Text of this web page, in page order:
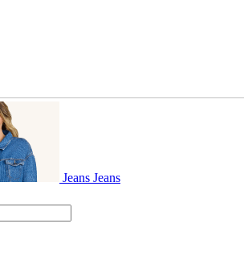
Jeans Jeans